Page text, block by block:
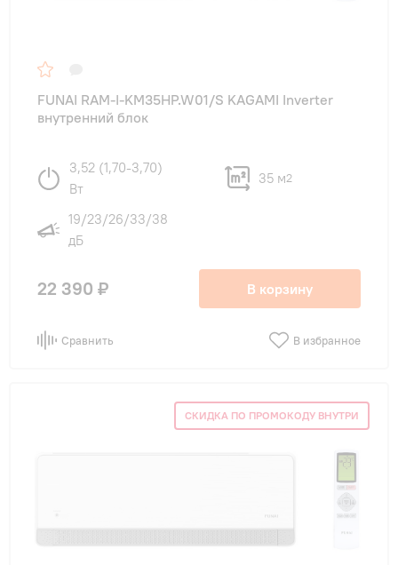
FUNAI RAM-I-KM35HP.W01/S KAGAMI Inverter
внутренний блок
3,52 (1,70-3,70)
Вт
35 м2
19/23/26/33/38
дБ
22 390 ₽ В корзину
Сравнить В избранное
СКИДКА ПО ПРОМОКОДУ ВНУТРИ